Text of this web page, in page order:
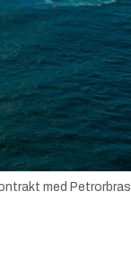
med Petrorbras.